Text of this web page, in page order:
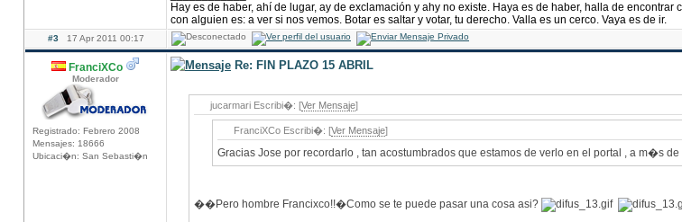
Hay es de haber, ahí de lugar, ay de exclamación y ahy no existe. Haya es de haber, halla de
con alguien es: a ver si nos vemos. Botar es saltar y votar, tu derecho. Valla es un cerco. Vaya es de ir.
#3 17 Apr 2011 00:17
FranciXCo
Moderador
Registrado: Febrero 2008
Mensajes: 18666
Ubicaci�n: San Sebasti�n
Re: FIN PLAZO 15 ABRIL
jucarmari Escribi�: [Ver Mensaje]
FranciXCo Escribi�: [Ver Mensaje]
Gracias Jose por recordarlo , tan acostumbrados que estamos de verlo en el portal , a m�s
��Pero hombre Francixco!!�Como se te puede pasar una cosa asi?